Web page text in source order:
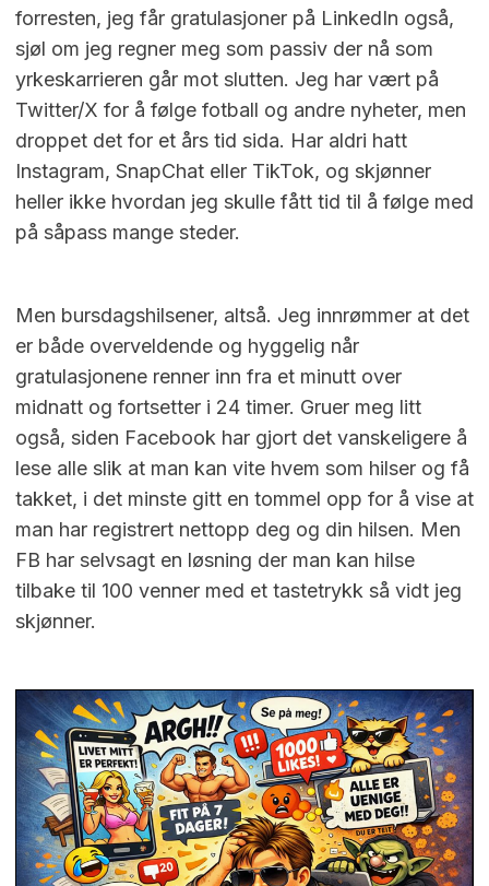
forresten, jeg får gratulasjoner på LinkedIn også,
sjøl om jeg regner meg som passiv der nå som
yrkeskarrieren går mot slutten. Jeg har vært på
Twitter/X for å følge fotball og andre nyheter, men
droppet det for et års tid sida. Har aldri hatt
Instagram, SnapChat eller TikTok, og skjønner
heller ikke hvordan jeg skulle fått tid til å følge med
på såpass mange steder.
Men bursdagshilsener, altså. Jeg innrømmer at det
er både overveldende og hyggelig når
gratulasjonene renner inn fra et minutt over
midnatt og fortsetter i 24 timer. Gruer meg litt
også, siden Facebook har gjort det vanskeligere å
lese alle slik at man kan vite hvem som hilser og få
takket, i det minste gitt en tommel opp for å vise at
man har registrert nettopp deg og din hilsen. Men
FB har selvsagt en løsning der man kan hilse
tilbake til 100 venner med et tastetrykk så vidt jeg
skjønner.